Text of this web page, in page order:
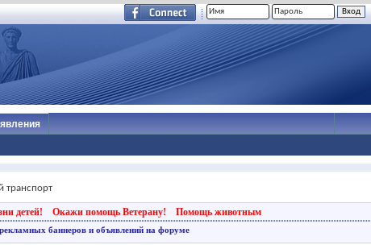
транспорт
детей! Окажи помощь Ветерану! Помощь животным
баннеров и объявлений на форуме